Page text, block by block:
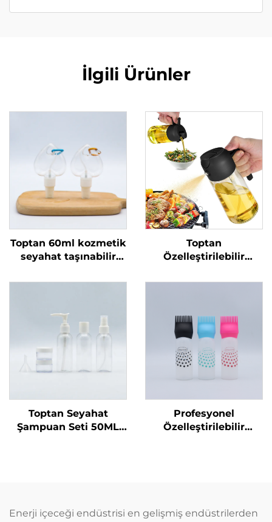
İlgili Ürünler
Toptan 60ml kozmetik
seyahat taşınabilir
geri dönüştürülebilir
Toptan
Özelleştirilebilir
Şişeleri Pişirme Yağı
Püskürtme Şişesi
Barbecue için Kaliteli
Memelerle
Toptan Seyahat
Şampuan Seti 50ML
Profesyonel
Özelleştirilebilir
Enerji içeceği endüstrisi en gelişmiş endüstrilerden